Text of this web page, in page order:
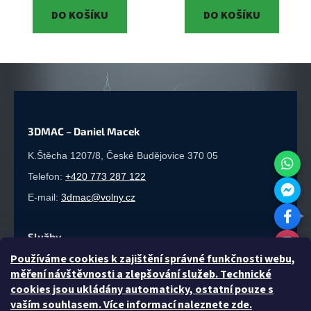
Používáme cookies k zajištění správné funkčnosti webu,
měření návštěvnosti a zlepšování služeb. Technické
cookies jsou ukládány automaticky, ostatní pouze s
vaším souhlasem. Více informací naleznete zde.
DO KOŠÍKU DO KOŠÍKU
3DMAC – Daniel Macek
K.Štěcha 1207/8, České Budějovice 370 05
Telefon: +420 773 287 122
E-mail: 3dmac@volny.cz
Služby
3D tisk·Sériová výroba·Laserové řezání·Gravírování·
3D modelování